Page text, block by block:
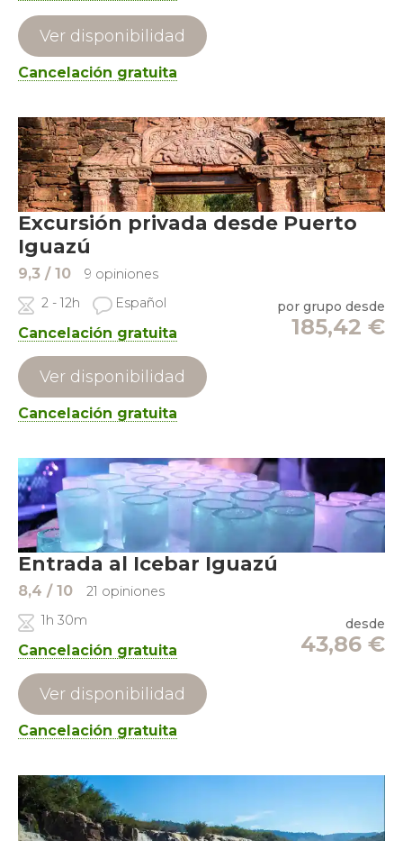
Ver disponibilidad
Cancelación gratuita
Excursión privada desde Puerto
Iguazú
9,3 / 10
9 opiniones
2 - 12h
Español
Cancelación gratuita
por grupo desde
185,42 €
Ver disponibilidad
Cancelación gratuita
Entrada al Icebar Iguazú
8,4 / 10
21 opiniones
1h 30m
Cancelación gratuita
desde
43,86 €
Ver disponibilidad
Cancelación gratuita